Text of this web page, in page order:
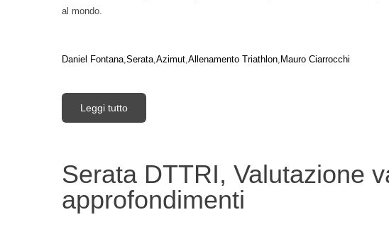
al mondo.
Daniel Fontana Serata Azimut Allenamento Triathlon Mauro Ciarrocchi
Leggi tutto
Serata DTTRI, Valutazione
approfondimenti